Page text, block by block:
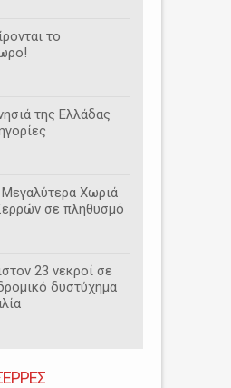
το
της Ελλάδας
Χωριά
σε πληθυσμό
23 νεκροί σε
δυστύχημα